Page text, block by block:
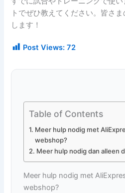
トでぜひ教えてください。皆さ
します！
Post Views: 72
Table of Contents
Meer hulp nodig met
webshop?
Meer hulp nodig dan alleen
Meer hulp nodig met
webshop?